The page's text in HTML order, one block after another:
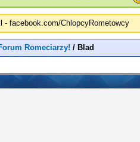
facebook.com/ChlopcyRometowcy
Romeciarzy! / Blad